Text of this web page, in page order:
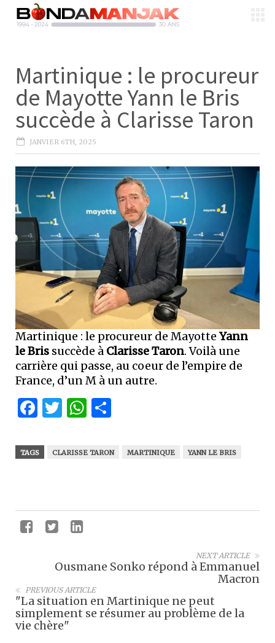
Martinique : le procureur
de Mayotte Yann le Bris
succède à Clarisse Taron
JANVIER 6TH, 2025
Martinique : le procureur de Mayotte Yann
le Bris succède à Clarisse Taron. Voilà une
carrière qui passe, au coeur de l’empire de
France, d’un M à un autre.
Facebook
Twitter
WhatsApp
TAGS CLARISSE TARON MARTINIQUE YANN LE BRIS
NEXT ARTICLE
Ousmane Sonko répond à Emmanuel
Macron
PREVIOUS ARTICLE
"La situation en Martinique ne peut
simplement se résumer au problème de la
vie chère"